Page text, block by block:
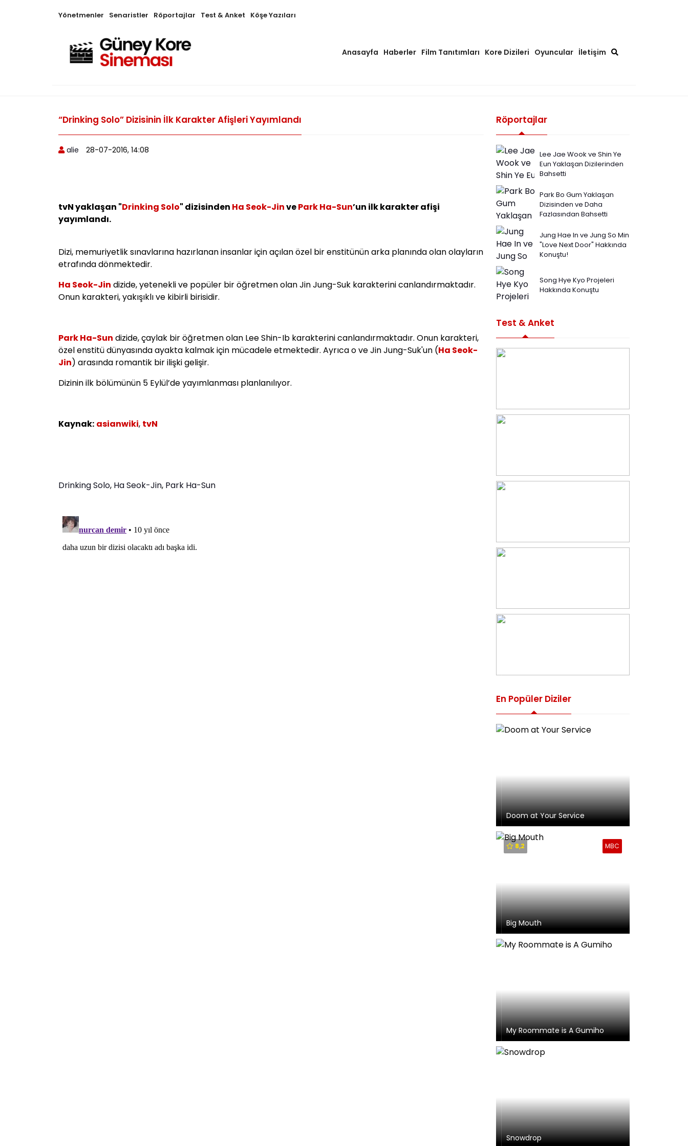
Yönetmenler Senaristler Röportajlar Test & Anket Köşe Yazıları
Anasayfa Haberler Film Tanıtımları Kore Dizileri Oyuncular İletişim
“Drinking Solo” Dizisinin İlk Karakter Afişleri Yayımlandı
alie 28-07-2016, 14:08
tvN yaklaşan "Drinking Solo" dizisinden Ha Seok-JinvePark Ha-Sun’un ilk karakter afişi
yayımlandı.
Dizi, memuriyetlik sınavlarına hazırlanan insanlar için açılan özel bir enstitünün arka planında olan olayların
etrafında dönmektedir.
Ha Seok-Jin dizide, yetenekli ve popüler bir öğretmen olan Jin Jung-Suk karakterini canlandırmaktadır.
Onun karakteri, yakışıklı ve kibirli birisidir.
Park Ha-Sun dizide, çaylak bir öğretmen olan Lee Shin-Ib karakterini canlandırmaktadır. Onun karakteri,
özel enstitü dünyasında ayakta kalmak için mücadele etmektedir. Ayrıca o ve Jin Jung-Suk'un (Ha Seok-
Jin) arasında romantik bir ilişki gelişir.
Dizinin ilk bölümünün 5 Eylül’de yayımlanması planlanılıyor.
Kaynak: asianwiki, tvN
Drinking Solo, Ha Seok-Jin, Park Ha-Sun
Röportajlar
Lee Jae Wook ve Shin Ye
Eun Yaklaşan Dizilerinden
Bahsetti
Park Bo Gum Yaklaşan
Dizisinden ve Daha
Fazlasından Bahsetti
Jung Hae In ve Jung So Min
"Love Next Door" Hakkında
Konuştu!
Song Hye Kyo Projeleri
Hakkında Konuştu
Test & Anket
En Popüler Diziler
Doom at Your Service
MBC
8,2
Big Mouth
My Roommate is A Gumiho
Snowdrop